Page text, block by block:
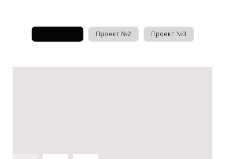
Проект №2 Проект №3